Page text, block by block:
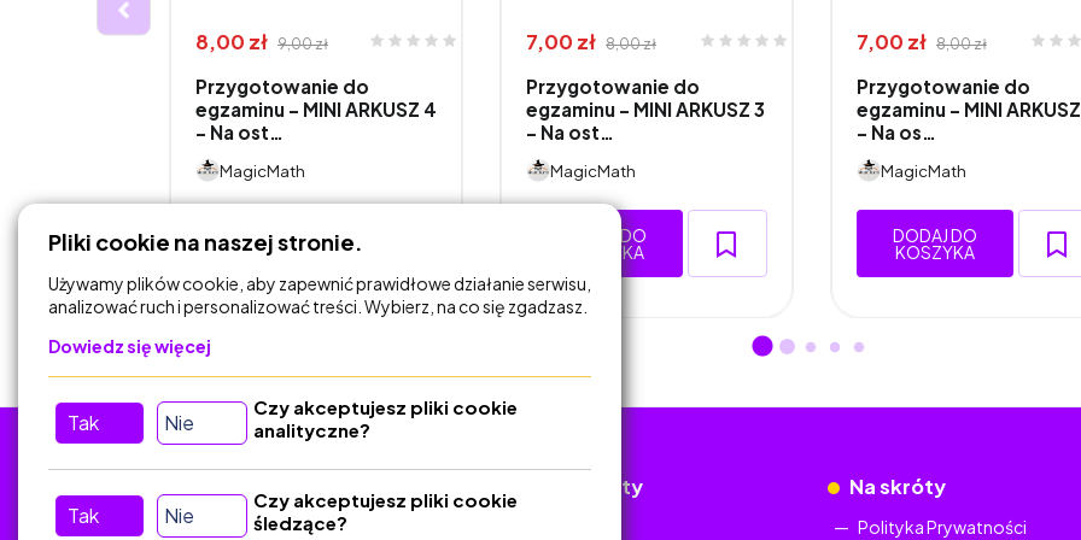
8,00 zł 9,00 zł
Przygotowanie do
egzaminu - MINI ARKUSZ 4
- Na ost…
MagicMath
DODAJ DO
KOSZYKA
7,00 zł 8,00 zł
Przygotowanie do
egzaminu - MINI ARKUSZ 3
- Na ost…
MagicMath
DODAJ DO
KOSZYKA
7,00 zł 8,00 zł
Przygotowanie do
egzaminu - MINI ARKUSZ 2
- Na os…
MagicMath
DODAJ DO
KOSZYKA
Kontakt
Dokumenty Na skróty
Polityka Prywatności
Pliki cookie na naszej stronie.
Używamy plików cookie, aby zapewnić prawidłowe działanie serwisu,
analizować ruch i personalizować treści. Wybierz, na co się zgadzasz.
Dowiedz się więcej
Tak Nie
Czy akceptujesz pliki cookie
analityczne?
Tak Nie
Czy akceptujesz pliki cookie
śledzące?